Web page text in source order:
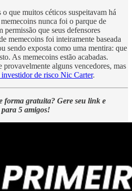
que muitos céticos suspeitavam há
nunca foi o parque de
permissão que seus defensores
memecoins foi inteiramente baseada
sendo exposta como uma mentira: que
As memecoins estão acabadas.
provavelmente alguns vencedores, mas
investidor de risco Nic Carter.
forma gratuita? Gere seu link e
5 amigos!